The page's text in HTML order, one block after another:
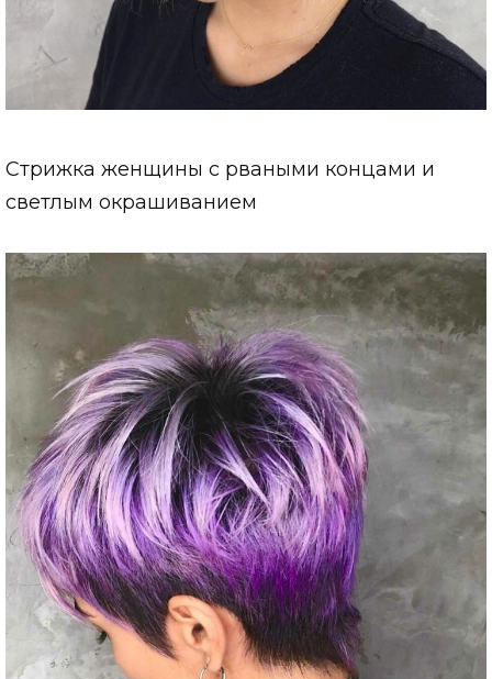
Стрижка женщины с рваными концами и
светлым окрашиванием